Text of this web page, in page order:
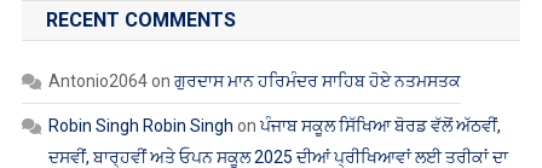
RECENT COMMENTS
Antonio2064on ਗੁਰਦਾਸ ਮਾਨ ਹਰਿਮੰਦਰ ਸਾਹਿਬ ਹੋਏ ਨਤਮਸਤਕ
Robin Singh Robin Singh onਪੰਜਾਬ ਸਕੂਲ ਸਿੱਖਿਆ ਬੋਰਡ ਵੱਲੋਂ ਅੱਠਵੀਂ,
ਦਸਵੀਂ, ਬਾਰ੍ਹਵੀਂ ਅਤੇ ਓਪਨ ਸਕੂਲ 2025 ਦੀਆਂ ਪ੍ਰੀਖਿਆਵਾਂ ਲਈ ਤਰੀਕਾਂ ਦਾ